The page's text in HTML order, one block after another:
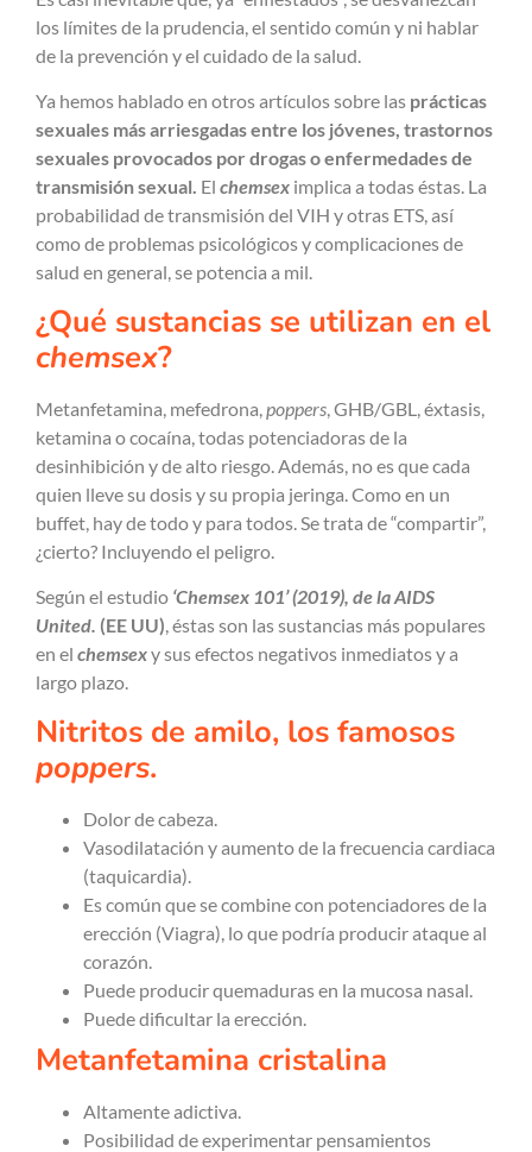
los límites de la prudencia, el sentido común y ni hablar
de la prevención y el cuidado de la salud.
Ya hemos hablado en otros artículos sobre las prácticas
sexuales más arriesgadas entre los jóvenes, trastornos
sexuales provocados por drogas o enfermedades de
transmisión sexual. El chemsex implica a todas éstas. La
probabilidad de transmisión del VIH y otras ETS, así
como de problemas psicológicos y complicaciones de
salud en general, se potencia a mil.
¿Qué sustancias se utilizan en el
chemsex?
Metanfetamina, mefedrona,poppers, GHB/GBL, éxtasis,
ketamina o cocaína, todas potenciadoras de la
desinhibición y de alto riesgo. Además, no es que cada
quien lleve su dosis y su propia jeringa. Como en un
buffet, hay de todo y para todos. Se trata de “compartir”,
¿cierto? Incluyendo el peligro.
Según el estudio ‘Chemsex 101’ (2019), de la AIDS
United. (EE UU), éstas son las sustancias más populares
en el chemsexy sus efectos negativos inmediatos y a
largo plazo.
Nitritos de amilo, los famosos
poppers.
Dolor de cabeza.
Vasodilatación y aumento de la frecuencia cardiaca
(taquicardia).
Es común que se combine con potenciadores de la
erección (Viagra), lo que podría producir ataque al
corazón.
Puede producir quemaduras en la mucosa nasal.
Puede dificultar la erección.
Metanfetamina cristalina
Altamente adictiva.
Posibilidad de experimentar pensamientos